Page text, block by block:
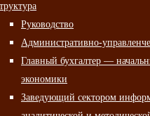
Руководство
Административно-
Главный бухгалтер —
экономики
Заведующий сектором